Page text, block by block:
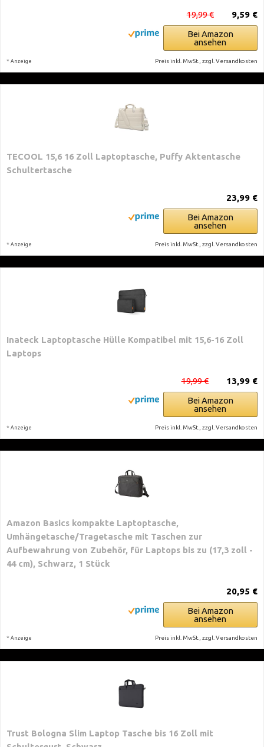
9,59 €
19,99 €
Bei Amazon
ansehen
* Anzeige Preis inkl. MwSt., zzgl. Versandkosten
TECOOL 15,6 16 Zoll Laptoptasche, Puffy Aktentasche
Schultertasche
23,99 €
Bei Amazon
ansehen
* Anzeige Preis inkl. MwSt., zzgl. Versandkosten
Inateck Laptoptasche Hülle Kompatibel mit 15,6-16 Zoll
Laptops
13,99 €
19,99 €
Bei Amazon
ansehen
* Anzeige Preis inkl. MwSt., zzgl. Versandkosten
Amazon Basics kompakte Laptoptasche,
Umhängetasche/Tragetasche mit Taschen zur
Aufbewahrung von Zubehör, für Laptops bis zu (17,3 zoll -
44 cm), Schwarz, 1 Stück
20,95 €
Bei Amazon
ansehen
* Anzeige Preis inkl. MwSt., zzgl. Versandkosten
Trust Bologna Slim Laptop Tasche bis 16 Zoll mit